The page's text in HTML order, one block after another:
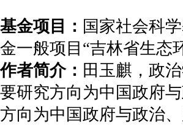
基金项目： 国家社会科
金一般项目“吉林省生态
作者简介： 田玉麒，政
要研究方向为中国政府
方向为中国政府与政治